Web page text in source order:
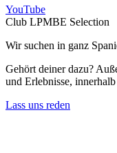
YouTube
Club LPMBE Selection
Wir suchen in ganz
Gehört deiner dazu?
und Erlebnisse,
Lass uns reden